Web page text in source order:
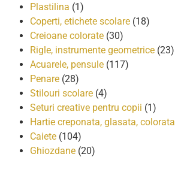
Plastilina (1)
Coperti, etichete scolare (18)
Creioane colorate (30)
Rigle, instrumente geometrice (23)
Acuarele, pensule (117)
Penare (28)
Stilouri scolare (4)
Seturi creative pentru copii (1)
Hartie creponata, glasata, colorata
Caiete (104)
Ghiozdane (20)